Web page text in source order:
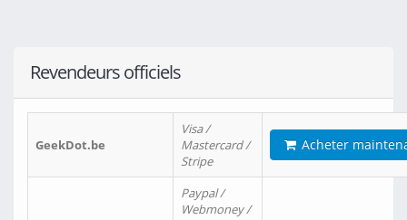
Revendeurs officiels
GeekDot.be
Visa /
Mastercard /
Stripe
Acheter
Paypal /
Webmoney /